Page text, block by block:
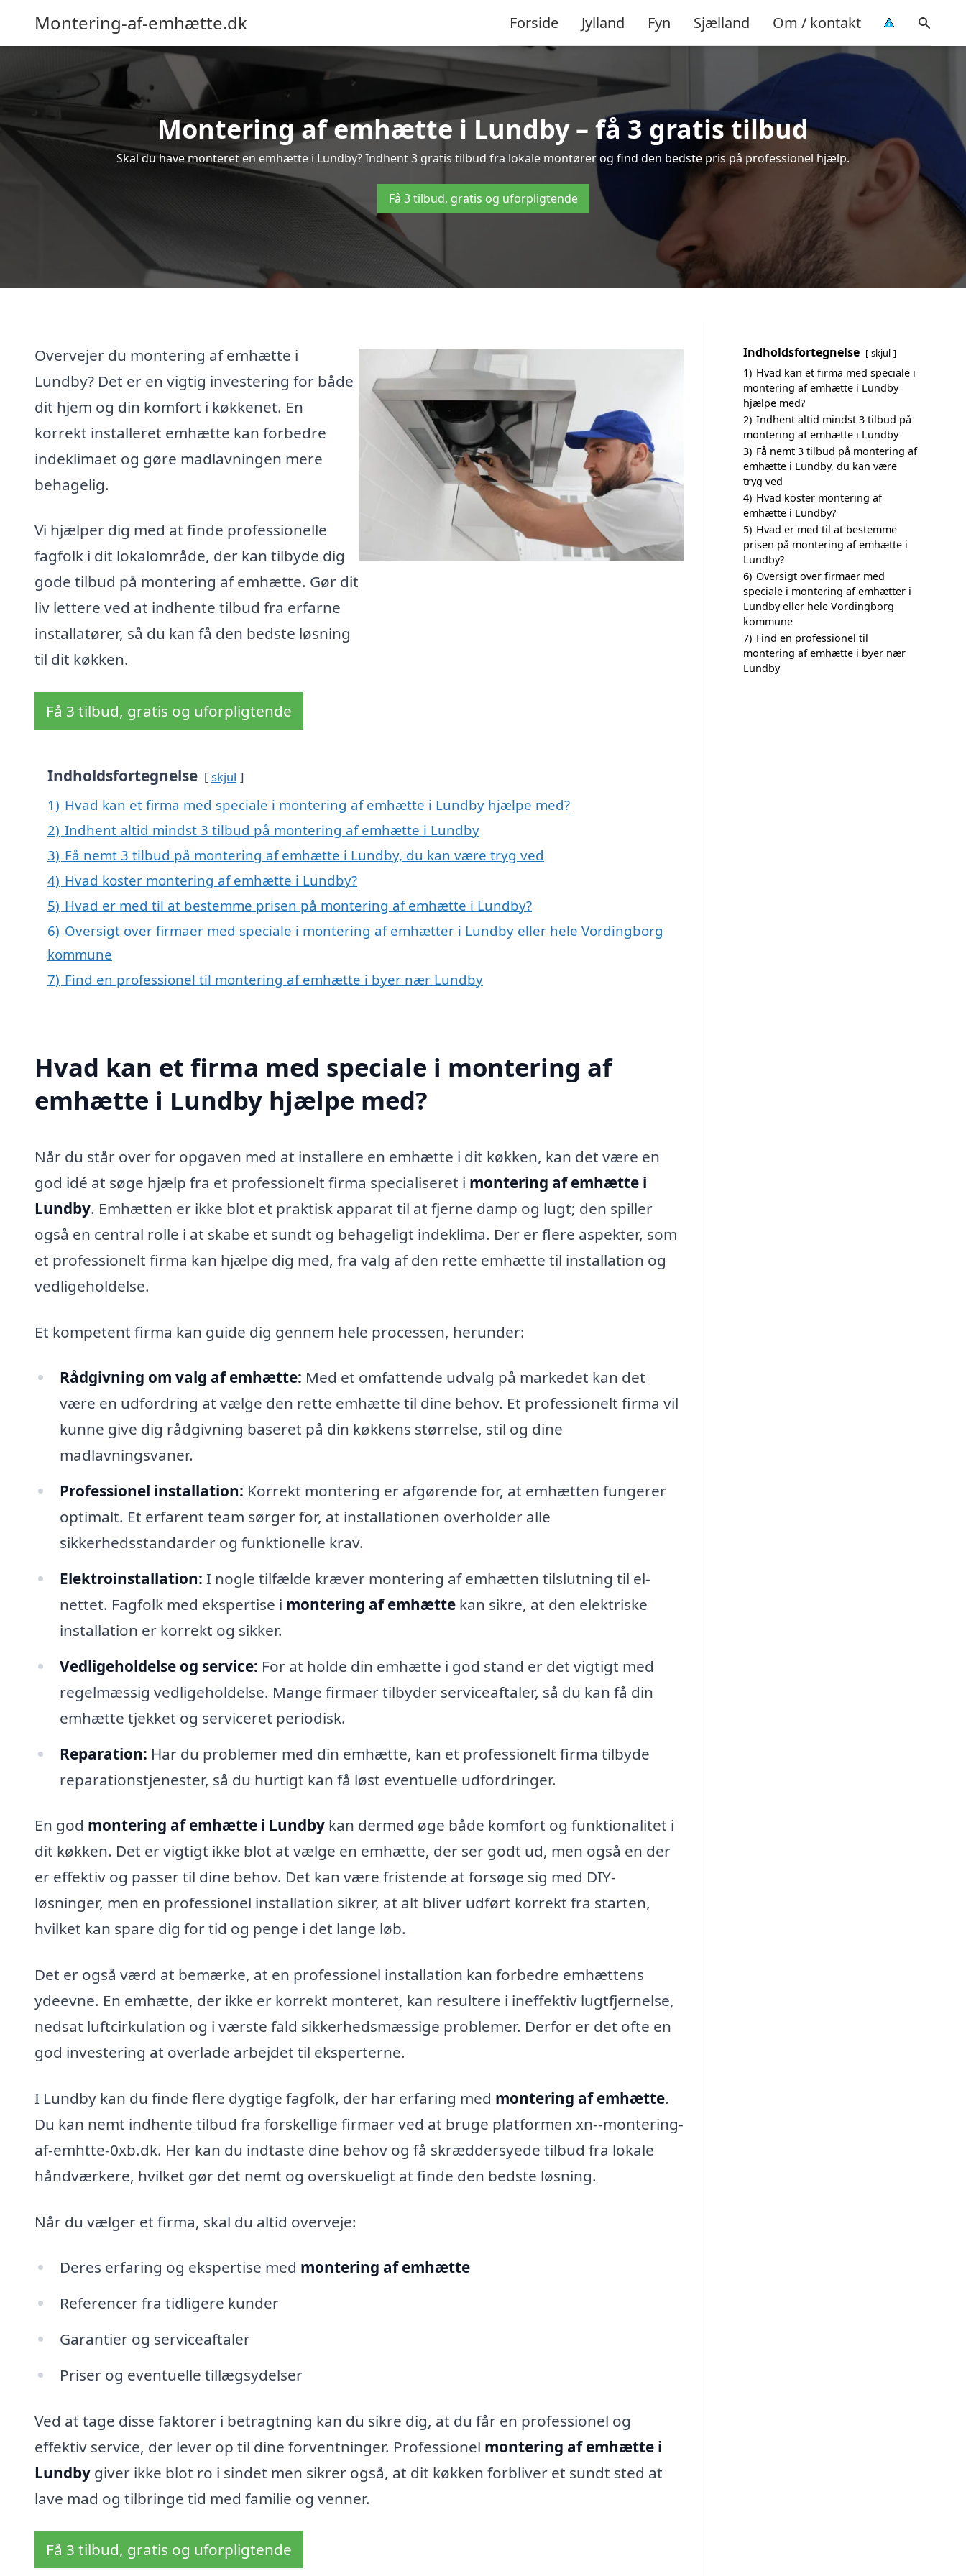
Montering-af-emhætte.dk Forside Jylland Fyn Sjælland Om / kontakt
Montering af emhætte i Lundby – få 3 gratis tilbud
Skal du have monteret en emhætte i Lundby? Indhent 3 gratis tilbud fra lokale montører og find den bedste pris på professionel hjælp.
Få 3 tilbud, gratis og uforpligtende
Overvejer du montering af emhætte i
Lundby? Det er en vigtig investering for både
dit hjem og din komfort i køkkenet. En
korrekt installeret emhætte kan forbedre
indeklimaet og gøre madlavningen mere
behagelig.
Vi hjælper dig med at finde professionelle
fagfolk i dit lokalområde, der kan tilbyde dig
gode tilbud på montering af emhætte. Gør dit
liv lettere ved at indhente tilbud fra erfarne
installatører, så du kan få den bedste løsning
til dit køkken.
Få 3 tilbud, gratis og uforpligtende
Indholdsfortegnelse skjul
1) Hvad kan et firma med speciale i montering af emhætte i Lundby hjælpe med?
2) Indhent altid mindst 3 tilbud på montering af emhætte i Lundby
3) Få nemt 3 tilbud på montering af emhætte i Lundby, du kan være tryg ved
4) Hvad koster montering af emhætte i Lundby?
5) Hvad er med til at bestemme prisen på montering af emhætte i Lundby?
6) Oversigt over firmaer med speciale i montering af emhætter i Lundby eller hele Vordingborg
kommune
7) Find en professionel til montering af emhætte i byer nær Lundby
Hvad kan et firma med speciale i montering af
emhætte i Lundby hjælpe med?
Når du står over for opgaven med at installere en emhætte i dit køkken, kan det være en
god idé at søge hjælp fra et professionelt firma specialiseret i montering af emhætte i
Lundby. Emhætten er ikke blot et praktisk apparat til at fjerne damp og lugt; den spiller
også en central rolle i at skabe et sundt og behageligt indeklima. Der er flere aspekter, som
et professionelt firma kan hjælpe dig med, fra valg af den rette emhætte til installation og
vedligeholdelse.
Et kompetent firma kan guide dig gennem hele processen, herunder:
Rådgivning om valg af emhætte: Med et omfattende udvalg på markedet kan det
være en udfordring at vælge den rette emhætte til dine behov. Et professionelt firma vil
kunne give dig rådgivning baseret på din køkkens størrelse, stil og dine
madlavningsvaner.
Professionel installation: Korrekt montering er afgørende for, at emhætten fungerer
optimalt. Et erfarent team sørger for, at installationen overholder alle
sikkerhedsstandarder og funktionelle krav.
Elektroinstallation: I nogle tilfælde kræver montering af emhætten tilslutning til el-
nettet. Fagfolk med ekspertise i montering af emhættekan sikre, at den elektriske
installation er korrekt og sikker.
Vedligeholdelse og service: For at holde din emhætte i god stand er det vigtigt med
regelmæssig vedligeholdelse. Mange firmaer tilbyder serviceaftaler, så du kan få din
emhætte tjekket og serviceret periodisk.
Reparation: Har du problemer med din emhætte, kan et professionelt firma tilbyde
reparationstjenester, så du hurtigt kan få løst eventuelle udfordringer.
En god montering af emhætte i Lundby kan dermed øge både komfort og funktionalitet i
dit køkken. Det er vigtigt ikke blot at vælge en emhætte, der ser godt ud, men også en der
er effektiv og passer til dine behov. Det kan være fristende at forsøge sig med DIY-
løsninger, men en professionel installation sikrer, at alt bliver udført korrekt fra starten,
hvilket kan spare dig for tid og penge i det lange løb.
Det er også værd at bemærke, at en professionel installation kan forbedre emhættens
ydeevne. En emhætte, der ikke er korrekt monteret, kan resultere i ineffektiv lugtfjernelse,
nedsat luftcirkulation og i værste fald sikkerhedsmæssige problemer. Derfor er det ofte en
god investering at overlade arbejdet til eksperterne.
I Lundby kan du finde flere dygtige fagfolk, der har erfaring med montering af emhætte.
Du kan nemt indhente tilbud fra forskellige firmaer ved at bruge platformen xn--montering-
af-emhtte-0xb.dk. Her kan du indtaste dine behov og få skræddersyede tilbud fra lokale
håndværkere, hvilket gør det nemt og overskueligt at finde den bedste løsning.
Når du vælger et firma, skal du altid overveje:
Deres erfaring og ekspertise med montering af emhætte
Referencer fra tidligere kunder
Garantier og serviceaftaler
Priser og eventuelle tillægsydelser
Ved at tage disse faktorer i betragtning kan du sikre dig, at du får en professionel og
effektiv service, der lever op til dine forventninger. Professionel montering af emhætte i
Lundby giver ikke blot ro i sindet men sikrer også, at dit køkken forbliver et sundt sted at
lave mad og tilbringe tid med familie og venner.
Få 3 tilbud, gratis og uforpligtende
Indholdsfortegnelse skjul
1) Hvad kan et firma med speciale i
montering af emhætte i Lundby
hjælpe med?
2) Indhent altid mindst 3 tilbud på
montering af emhætte i Lundby
3) Få nemt 3 tilbud på montering af
emhætte i Lundby, du kan være
tryg ved
4) Hvad koster montering af
emhætte i Lundby?
5) Hvad er med til at bestemme
prisen på montering af emhætte i
Lundby?
6) Oversigt over firmaer med
speciale i montering af emhætter i
Lundby eller hele Vordingborg
kommune
7) Find en professionel til
montering af emhætte i byer nær
Lundby